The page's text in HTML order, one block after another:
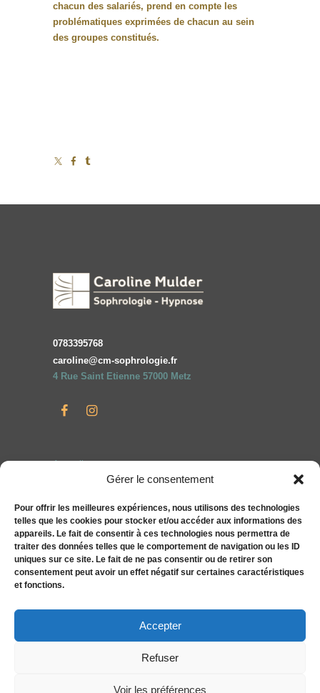
Gérer le consentement
Pour offrir les meilleures expériences, nous utilisons des technologies
telles que les cookies pour stocker et/ou accéder aux informations des
appareils. Le fait de consentir à ces technologies nous permettra de
traiter des données telles que le comportement de navigation ou les ID
uniques sur ce site. Le fait de ne pas consentir ou de retirer son
consentement peut avoir un effet négatif sur certaines caractéristiques
et fonctions.
Accepter
Refuser
Voir les préférences
chacun des salariés, prend en compte les
problématiques exprimées de chacun au sein
des groupes constitués.
0783395768
caroline@cm-sophrologie.fr
4 Rue Saint Etienne 57000 Metz
Accueil
Entreprises
Compléments alimentaires bien-être S&You
Actualités
Tarifs
Contact